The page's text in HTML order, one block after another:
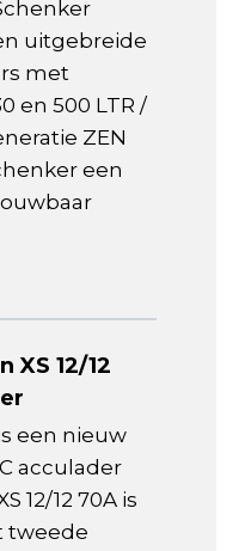
uitgebreide
met
en 500 LTR /
ZEN
een
XS 12/12
is een nieuw
acculader
12/12 70A is
tweede